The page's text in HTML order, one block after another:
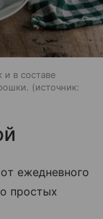
в составе
источник:
ежедневного
простых